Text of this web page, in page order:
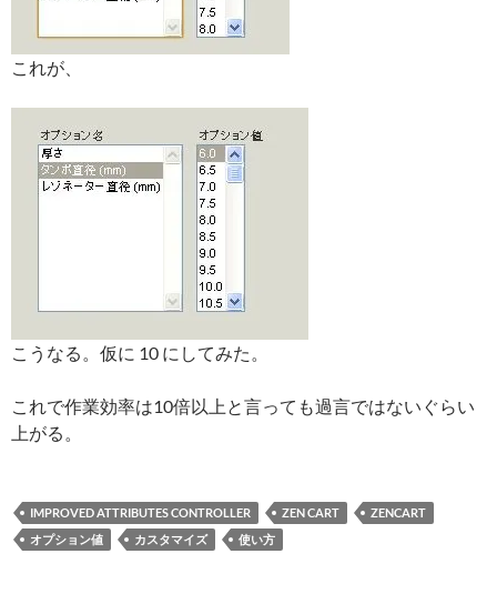
これが、
こうなる。仮に 10 にしてみた。
これで作業効率は10倍以上と言っても過言ではないぐらい
上がる。
IMPROVED ATTRIBUTES CONTROLLER ZEN CART
ZENCART
オプション値
カスタマイズ 使い方